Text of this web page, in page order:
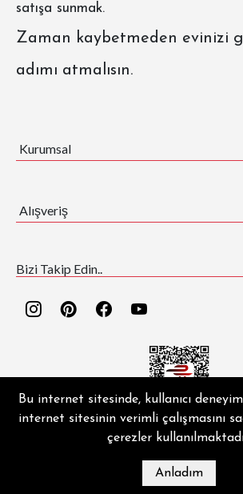
satışa sunmak.
Zaman kaybetmeden evinizi
adımı atmalısın.
Kurumsal
Alışveriş
Bizi Takip Edin..
EZGİ HALI ® | Copyright © 2026 | Tüm
BLOG İLETIŞIM
Bu internet sitesinde, kullanıcı
internet sitesinin verimli çalışmasını
çerezler
Anladım